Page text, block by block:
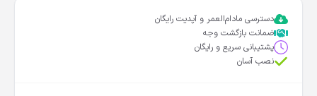
دسترسی مادام‌العمر و آپدیت رایگان
ضمانت بازگشت وجه
پشتیبانی سریع و رایگان
نصب آسان